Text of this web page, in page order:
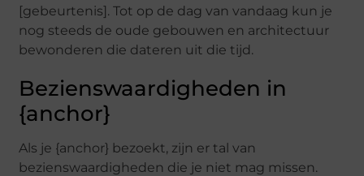
[gebeurtenis]. Tot op de dag van vandaag kun je
nog steeds de oude gebouwen en architectuur
bewonderen die dateren uit die tijd.
Bezienswaardigheden in
{anchor}
Als je {anchor} bezoekt, zijn er tal van
bezienswaardigheden die je niet mag missen.